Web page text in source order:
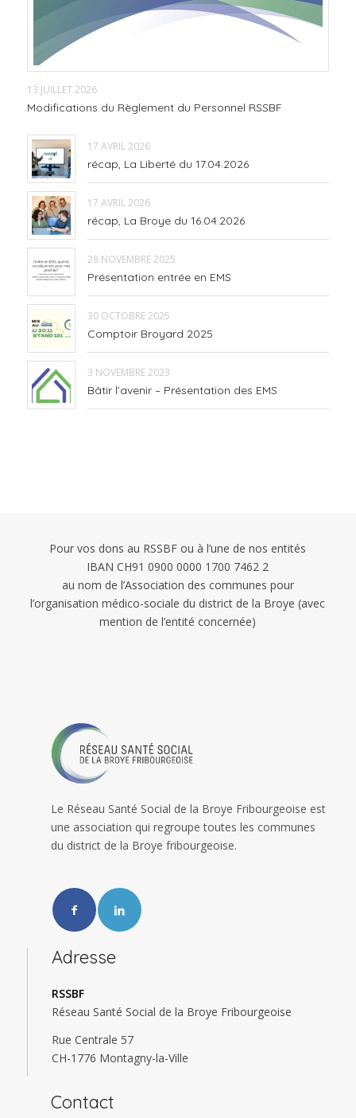
13 JUILLET 2026
Modifications du Règlement du Personnel RSSBF
17 AVRIL 2026
récap, La Liberté du 17.04.2026
17 AVRIL 2026
récap, La Broye du 16.04.2026
28 NOVEMBRE 2025
Présentation entrée en EMS
30 OCTOBRE 2025
Comptoir Broyard 2025
3 NOVEMBRE 2023
Bâtir l’avenir – Présentation des EMS
Pour vos dons au RSSBF ou à l’une de nos entités
IBAN CH91 0900 0000 1700 7462 2
au nom de l’Association des communes pour
l’organisation médico-sociale du district de la Broye (avec
mention de l’entité concernée)
Le Réseau Santé Social de la Broye Fribourgeoise est
une association qui regroupe toutes les communes
du district de la Broye fribourgeoise.
Adresse
RSSBF
Réseau Santé Social de la Broye Fribourgeoise
Rue Centrale 57
CH-1776 Montagny-la-Ville
Contact